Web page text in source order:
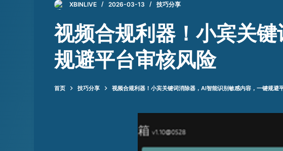
XBINLIVE 2026-03-13 技巧分享
视频合规利器！小宾关
规避平台审核风险
首页 技巧分享 视频合规利器！小宾关键词消除器，AI智能识别敏感内容，一键规避